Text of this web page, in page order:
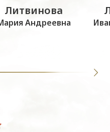
Литвинова
Андреевна